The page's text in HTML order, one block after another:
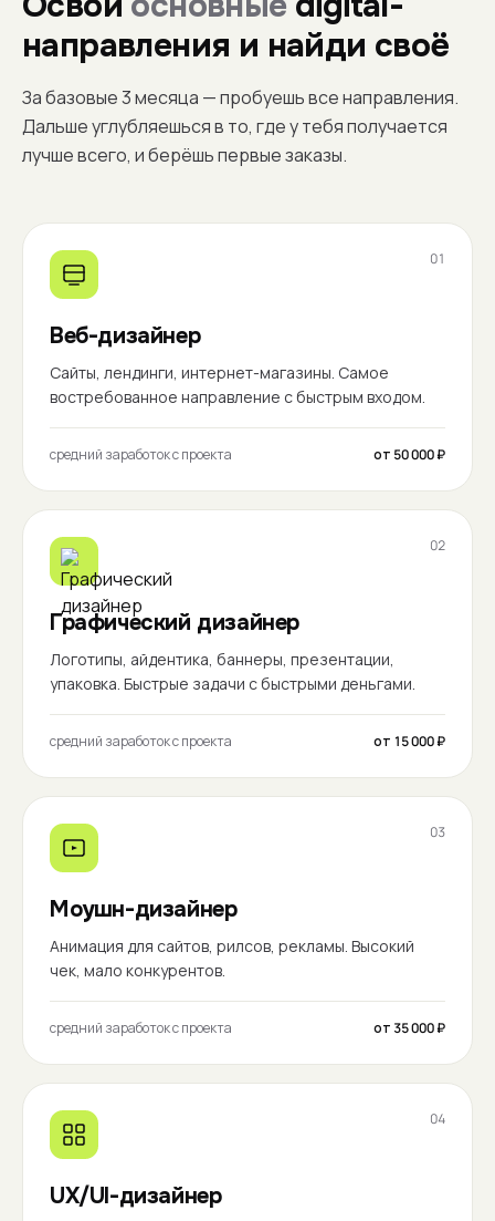
направления и найди своё
За базовые 3 месяца — пробуешь все направления.
Дальше углубляешься в то, где у тебя получается
лучше всего, и берёшь первые заказы.
01
Веб-дизайнер
Сайты, лендинги, интернет-магазины. Самое
востребованное направление с быстрым входом.
средний заработок с проекта от 50 000 ₽
02
Графический дизайнер
Логотипы, айдентика, баннеры, презентации,
упаковка. Быстрые задачи с быстрыми деньгами.
средний заработок с проекта от 15 000 ₽
03
Моушн-дизайнер
Анимация для сайтов, рилсов, рекламы. Высокий
чек, мало конкурентов.
средний заработок с проекта от 35 000 ₽
04
UX/UI-дизайнер